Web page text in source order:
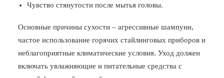
Чувство стянутости после мытья головы.
Основные причины сухости – агрессивные шампуни,
частое использование горячих стайлинговых приборов и
неблагоприятные климатические условия. Уход должен
включать увлажняющие и питательные средства с